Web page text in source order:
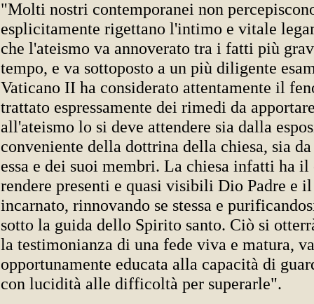
"Molti nostri contemporanei non
esplicitamente rigettano l'intimo e vitale
che l'ateismo va annoverato tra i fatti più
tempo, e va sottoposto a un più diligente
Vaticano II ha considerato attentamente il
trattato espressamente dei rimedi da
all'ateismo lo si deve attendere sia dalla
conveniente della dottrina della chiesa, sia
essa e dei suoi membri. La chiesa infatti ha
rendere presenti e quasi visibili Dio Padre e
incarnato, rinnovando se stessa e
sotto la guida dello Spirito santo. Ciò si
la testimonianza di una fede viva e matura,
opportunamente educata alla capacità di
con lucidità alle difficoltà per superarle".